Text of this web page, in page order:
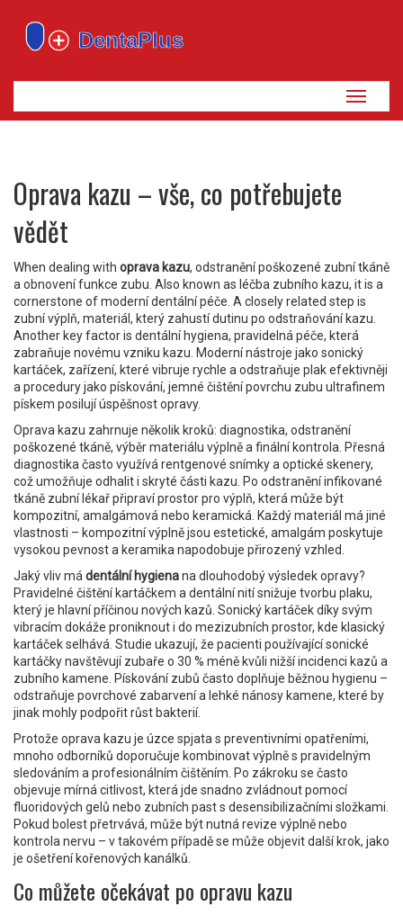
Zobrazit
navigaci
Oprava kazu – vše, co potřebujete
vědět
When dealing with oprava kazu, odstranění poškozené zubní tkáně
a obnovení funkce zubu . Also known as léčba zubního kazu, it is a
cornerstone of moderní dentální péče. A closely related step is
zubní výplň, materiál, který zahustí dutinu po odstraňování kazu
Another key factor is dentální hygiena, pravidelná péče, která
zabraňuje novému vzniku kazu . Moderní nástroje jako sonický
kartáček, zařízení, které vibruje rychle a odstraňuje plak efektivněji
a procedury jako pískování, jemné čištění povrchu zubu ultrafinem
pískem posilují úspěšnost opravy.
Oprava kazu zahrnuje několik kroků: diagnostika, odstranění
poškozené tkáně, výběr materiálu výplně a finální kontrola. Přesná
diagnostika často využívá rentgenové snímky a optické skenery,
což umožňuje odhalit i skryté části kazu. Po odstranění infikované
tkáně zubní lékař připraví prostor pro výplň, která může být
kompozitní, amalgámová nebo keramická. Každý materiál má jiné
vlastnosti – kompozitní výplně jsou estetické, amalgám poskytuje
vysokou pevnost a keramika napodobuje přirozený vzhled.
Jaký vliv má dentální hygienana dlouhodobý výsledek opravy?
Pravidelné čištění kartáčkem a dentální nití snižuje tvorbu plaku,
který je hlavní příčinou nových kazů. Sonický kartáček díky svým
vibracím dokáže proniknout i do mezizubních prostor, kde klasický
kartáček selhává. Studie ukazují, že pacienti používající sonické
kartáčky navštěvují zubaře o 30 % méně kvůli nižší incidenci kazů a
zubního kamene. Pískování zubů často doplňuje běžnou hygienu –
odstraňuje povrchové zabarvení a lehké nánosy kamene, které by
jinak mohly podpořit růst bakterií.
Protože oprava kazu je úzce spjata s preventivními opatřeními,
mnoho odborníků doporučuje kombinovat výplně s pravidelným
sledováním a profesionálním čištěním. Po zákroku se často
objevuje mírná citlivost, která jde snadno zvládnout pomocí
fluoridových gelů nebo zubních past s desensibilizačními složkami.
Pokud bolest přetrvává, může být nutná revize výplně nebo
kontrola nervu – v takovém případě se může objevit další krok, jako
je ošetření kořenových kanálků.
Co můžete očekávat po opravu kazu